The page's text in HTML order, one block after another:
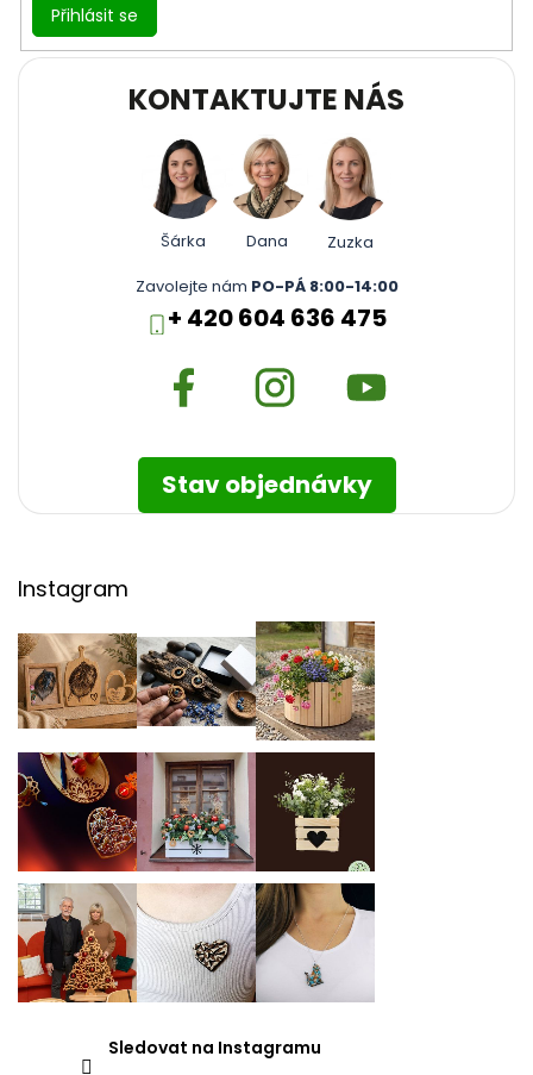
Přihlásit se
KONTAKTUJTE NÁS
Šárka Dana
Zuzka
Zavolejte nám PO-PÁ 8:00-14:00
+ 420 604 636 475
Stav objednávky
Instagram
Sledovat na Instagramu